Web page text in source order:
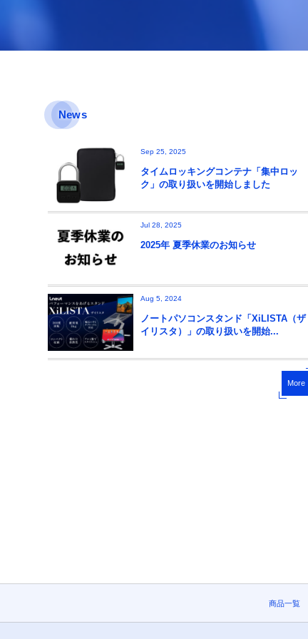
News
Sep 25, 2025
タイムロッキングコンテナ「集中ロッ
ク」の取り扱いを開始しました
Jul 28, 2025
2025年 夏季休業のお知らせ
Aug 5, 2024
ノートパソコンスタンド「XiLISTA（ザ
イリスタ）」の取り扱いを開始...
More
商品一覧